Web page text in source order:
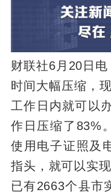
财联社6月20日电
时间大幅压缩，
工作日内就可以
作日压缩了83%
使用电子证照及
指头，就可以实
已有2663个县市